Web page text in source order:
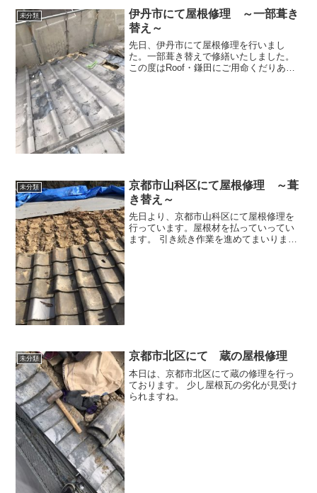
未分類
伊丹市にて屋根修理 ～一部葺き
替え～
先日、伊丹市にて屋根修理を行いまし
た。一部葺き替えで修繕いたしました。
この度はRoof・鎌田にご用命くだりあり
未分類
京都市山科区にて屋根修理 ～葺
き替え～
先日より、京都市山科区にて屋根修理を
行っています。屋根材を払っていってい
ます。 引き続き作業を進めてまいりま
未分類 京都市北区にて 蔵の屋根修理
本日は、京都市北区にて蔵の修理を行っ
ております。 少し屋根瓦の劣化が見受け
られますね。